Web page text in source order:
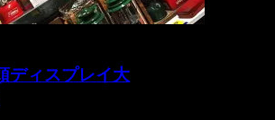
ディスプレイ大